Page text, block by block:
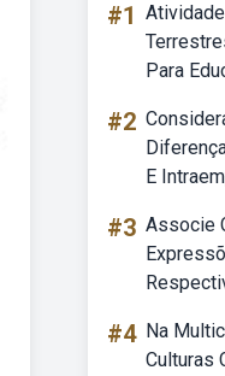
#1
Para
#2
E
#3 Associe
#4 Na
Culturas